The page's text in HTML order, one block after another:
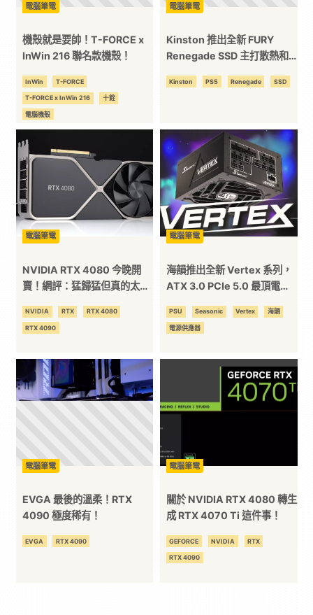
方
位
資
訊
平
台
電腦筆電
機殼就是要帥！T-FORCE x
InWin 216 聯名款機殼！
InWin T-FORCE
T-FORCE x InWin 216 十銓
電腦機殼
電腦筆電
Kinston 推出全新 FURY
Renegade SSD 主打散熱和
Kinston PS5 Renegade SSD
電腦筆電
NVIDIA RTX 4080 今晚開
賣！網評：猛歸猛但真的太貴
NVIDIA RTX RTX 4080
RTX 4090
電腦筆電
海韻推出全新 Vertex 系列，
ATX 3.0 PCIe 5.0 最頂電
PSU Seasonic Vertex 海韻
電源供應器
電腦筆電
EVGA 最後的溫柔！RTX
4090 極度稀有！
EVGA RTX 4090
電腦筆電
關於 NVIDIA RTX 4080 轉生
成 RTX 4070 Ti 這件事！
GEFORCE NVIDIA RTX
RTX 4090